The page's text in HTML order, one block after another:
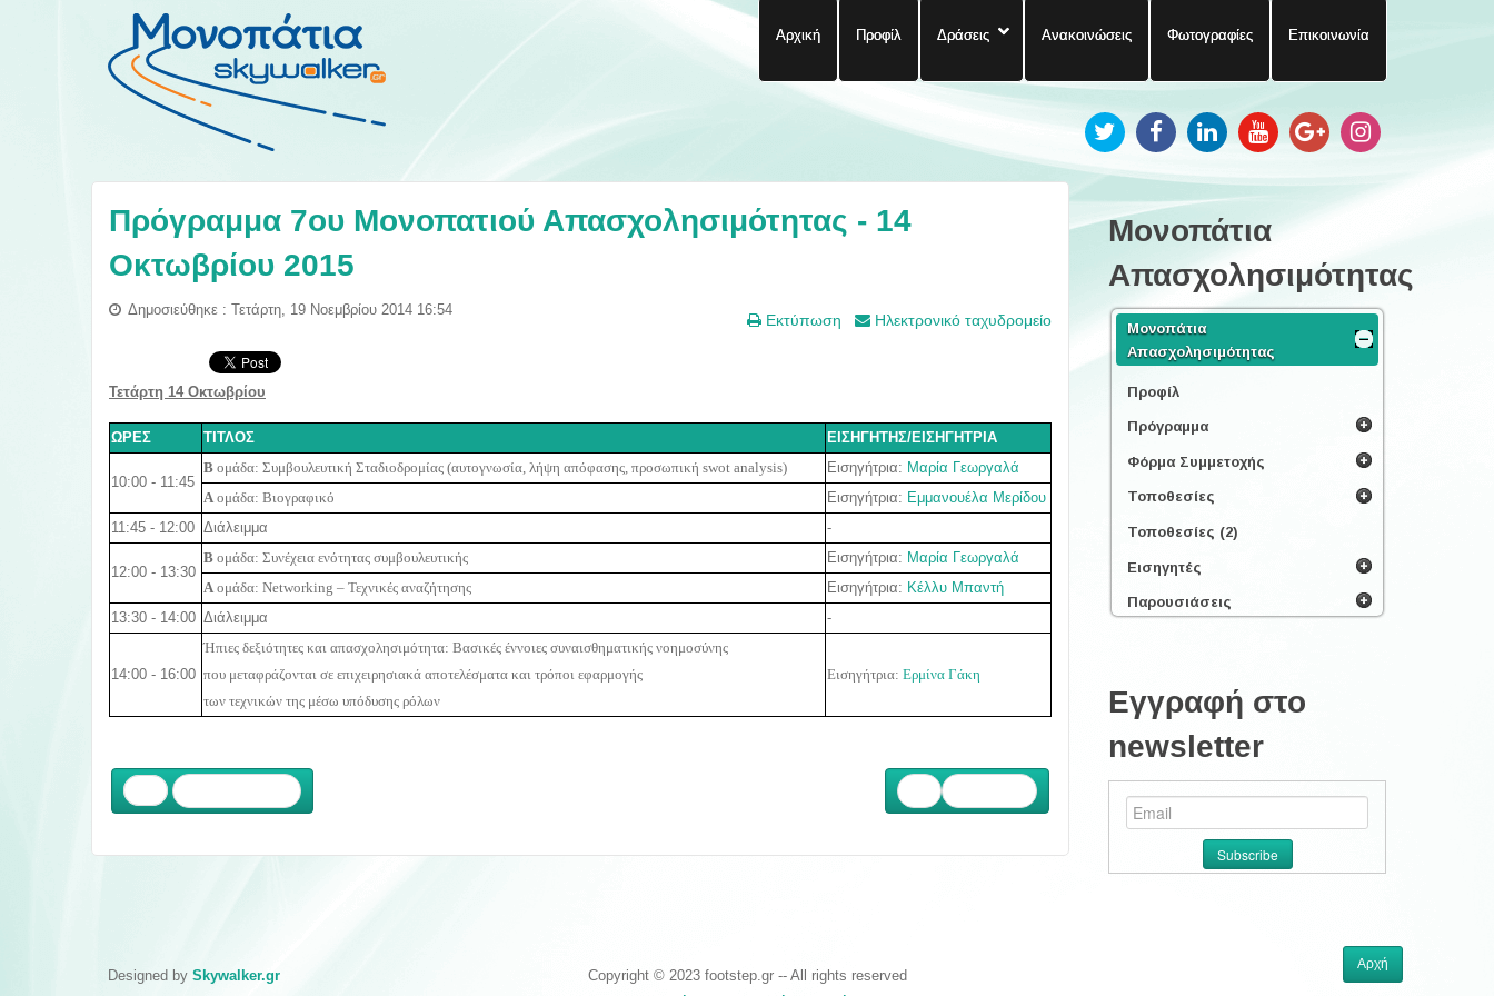
Αρχική Προφίλ Δράσεις Ανακοινώσεις Φωτογραφίες Επικοινωνία
Πρόγραμμα 7ου Μονοπατιού Απασχολησιμότητας - 14
Οκτωβρίου 2015
Εκτύπωση Ηλεκτρονικό ταχυδρομείο
Δημοσιεύθηκε : Τετάρτη, 19 Νοεμβρίου 2014 16:54
Τετάρτη 14 Οκτωβρίου
ΩΡΕΣ ΤΙΤΛΟΣ ΕΙΣΗΓΗΤΗΣ/ΕΙΣΗΓΗΤΡΙΑ
10:00 - 11:45
B ομάδα: Συμβουλευτική Σταδιοδρομίας (αυτογνωσία, λήψη απόφασης, προσωπική swot analysis) Εισηγήτρια: Μαρία Γεωργαλά
A ομάδα: Βιογραφικό Εισηγήτρια: Εμμανουέλα Μερίδου
11:45 - 12:00 Διάλειμμα -
12:00 - 13:30
B ομάδα: Συνέχεια ενότητας συμβουλευτικής Εισηγήτρια: Μαρία Γεωργαλά
A ομάδα: Networking – Τεχνικές αναζήτησης Εισηγήτρια: Κέλλυ Μπαντή
13:30 - 14:00 Διάλειμμα -
14:00 - 16:00
Ήπιες δεξιότητες και απασχολησιμότητα: Βασικές έννοιες συναισθηματικής νοημοσύνης
που μεταφράζονται σε επιχειρησιακά αποτελέσματα και τρόποι εφαρμογής
των τεχνικών της μέσω υπόδυσης ρόλων
Εισηγήτρια: Ερμίνα Γάκη
Μονοπάτια
Απασχολησιμότητας
Μονοπάτια
Απασχολησιμότητας
Προφίλ
Πρόγραμμα
Φόρμα Συμμετοχής
Τοποθεσίες
Τοποθεσίες (2)
Εισηγητές
Παρουσιάσεις
Εγγραφή στο
newsletter
Designed by Skywalker.gr
Copyright © 2023 footstep.gr -- All rights reserved
Αρχή